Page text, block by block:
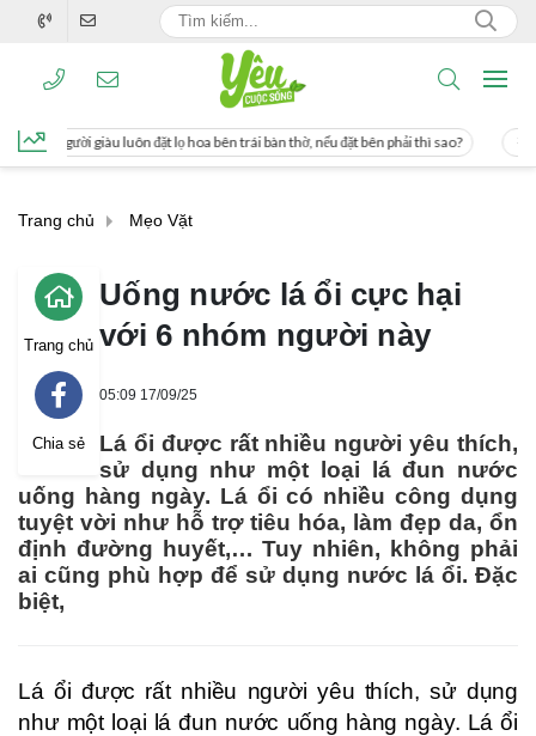
lọ hoa bên trái bàn thờ, nếu đặt bên phải thì sao? Cách uống nước mía giúp
Trang chủ Mẹo Vặt
Trang chủ
Chia sẻ
Uống nước lá ổi cực hại
với 6 nhóm người này
05:09 17/09/25
Lá ổi được rất nhiều người yêu thích,
sử dụng như một loại lá đun nước
uống hàng ngày. Lá ổi có nhiều công dụng
tuyệt vời như hỗ trợ tiêu hóa, làm đẹp da, ổn
định đường huyết,… Tuy nhiên, không phải
ai cũng phù hợp để sử dụng nước lá ổi. Đặc
biệt,
Lá ổi được rất nhiều người yêu thích, sử dụng
như một loại lá đun nước uống hàng ngày. Lá ổi